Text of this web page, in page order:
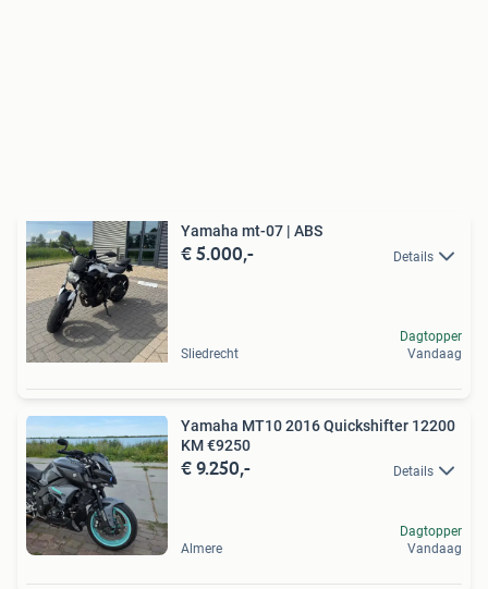
Yamaha mt-07 | ABS
€ 5.000,- Details
Sliedrecht
Dagtopper
Vandaag
Yamaha MT10 2016 Quickshifter 12200
KM €9250
€ 9.250,- Details
Almere
Dagtopper
Vandaag